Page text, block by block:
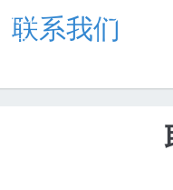
介 项目
联系我们